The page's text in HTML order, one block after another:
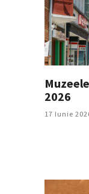
2026
17 Iunie